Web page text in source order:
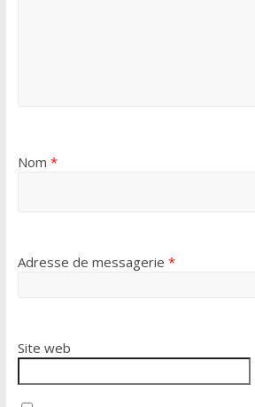
Nom *
Adresse de messagerie *
Site web